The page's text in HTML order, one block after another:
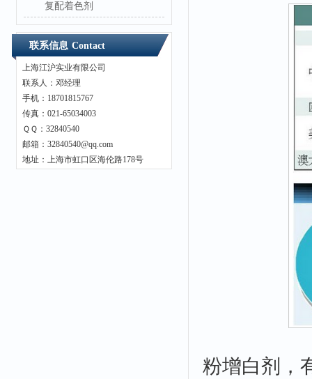
复配着色剂
联系信息 Contact
上海江沪实业有限公司
联系人：邓经理
手机：18701815767
传真：021-65034003
ＱＱ：32840540
邮箱：32840540@qq.com
地址：上海市虹口区海伦路178号
粉增白剂，